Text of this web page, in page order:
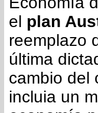
el plan
reemplazo
última
cambio del
incluia un